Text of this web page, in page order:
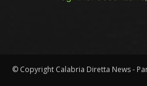
© Copyright Calabria Diretta News -